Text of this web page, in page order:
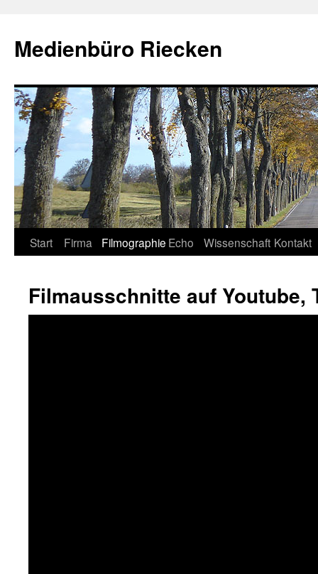
Medienbüro Riecken
Springe
Inhalt
Start Firma Filmographie Echo Wissenschaft Kontakt
Filmausschnitte auf Youtube,